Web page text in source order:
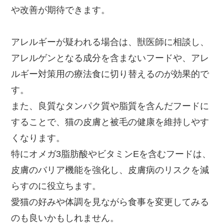
や改善が期待できます。
アレルギーが疑われる場合は、獣医師に相談し、
アレルゲンとなる成分を含まないフードや、アレ
ルギー対策用の療法食に切り替えるのが効果的で
す。
また、良質なタンパク質や脂質を含んだフードに
することで、猫の皮膚と被毛の健康を維持しやす
くなります。
特にオメガ3脂肪酸やビタミンEを含むフードは、
皮膚のバリア機能を強化し、皮膚病のリスクを減
らすのに役立ちます。
愛猫の好みや体調を見ながら食事を変更してみる
のも良いかもしれません。